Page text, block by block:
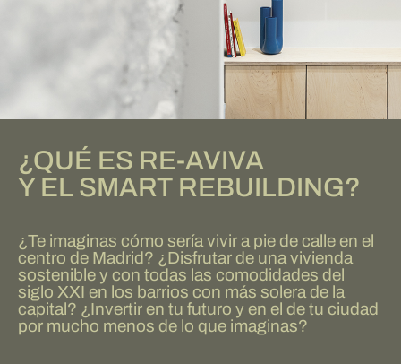
¿QUÉ ES RE-AVIVA
Y EL SMART REBUILDING?
¿Te imaginas cómo sería vivir a pie de calle en el
centro de Madrid? ¿Disfrutar de una vivienda
sostenible y con todas las comodidades del
siglo XXI en los barrios con más solera de la
capital? ¿Invertir en tu futuro y en el de tu ciudad
por mucho menos de lo que imaginas?